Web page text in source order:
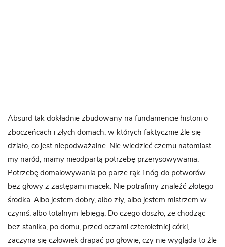
Absurd tak dokładnie zbudowany na fundamencie historii o
zboczeńcach i złych domach, w których faktycznie źle się
działo, co jest niepodważalne. Nie wiedzieć czemu natomiast
my naród, mamy nieodpartą potrzebę przerysowywania.
Potrzebę domalowywania po parze rąk i nóg do potworów
bez głowy z zastępami macek. Nie potrafimy znaleźć złotego
środka. Albo jestem dobry, albo zły, albo jestem mistrzem w
czymś, albo totalnym lebiegą. Do czego doszło, że chodząc
bez stanika, po domu, przed oczami czteroletniej córki,
zaczyna się człowiek drapać po głowie, czy nie wygląda to źle